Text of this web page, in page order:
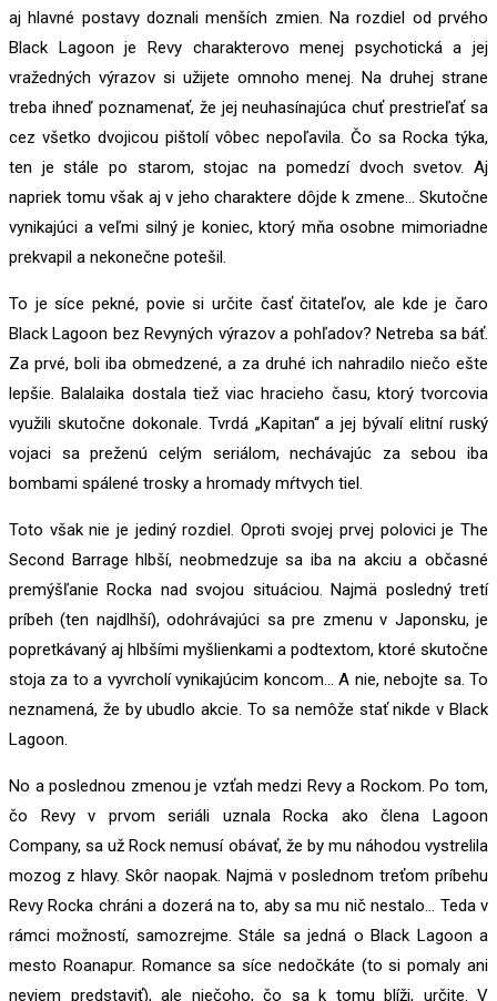
aj hlavné postavy doznali menších zmien. Na rozdiel od prvého
Black Lagoon je Revy charakterovo menej psychotická a jej
vražedných výrazov si užijete omnoho menej. Na druhej strane
treba ihneď poznamenať, že jej neuhasínajúca chuť prestrieľať sa
cez všetko dvojicou pištolí vôbec nepoľavila. Čo sa Rocka týka,
ten je stále po starom, stojac na pomedzí dvoch svetov. Aj
napriek tomu však aj v jeho charaktere dôjde k zmene… Skutočne
vynikajúci a veľmi silný je koniec, ktorý mňa osobne mimoriadne
prekvapil a nekonečne potešil.
To je síce pekné, povie si určite časť čitateľov, ale kde je čaro
Black Lagoon bez Revyných výrazov a pohľadov? Netreba sa báť.
Za prvé, boli iba obmedzené, a za druhé ich nahradilo niečo ešte
lepšie. Balalaika dostala tiež viac hracieho času, ktorý tvorcovia
využili skutočne dokonale. Tvrdá „Kapitan“ a jej bývalí elitní ruský
vojaci sa preženú celým seriálom, nechávajúc za sebou iba
bombami spálené trosky a hromady mŕtvych tiel.
Toto však nie je jediný rozdiel. Oproti svojej prvej polovici je The
Second Barrage hlbší, neobmedzuje sa iba na akciu a občasné
premýšľanie Rocka nad svojou situáciou. Najmä posledný tretí
príbeh (ten najdlhší), odohrávajúci sa pre zmenu v Japonsku, je
popretkávaný aj hlbšími myšlienkami a podtextom, ktoré skutočne
stoja za to a vyvrcholí vynikajúcim koncom… A nie, nebojte sa. To
neznamená, že by ubudlo akcie. To sa nemôže stať nikde v Black
Lagoon.
No a poslednou zmenou je vzťah medzi Revy a Rockom. Po tom,
čo Revy v prvom seriáli uznala Rocka ako člena Lagoon
Company, sa už Rock nemusí obávať, že by mu náhodou vystrelila
mozog z hlavy. Skôr naopak. Najmä v poslednom treťom príbehu
Revy Rocka chráni a dozerá na to, aby sa mu nič nestalo… Teda v
rámci možností, samozrejme. Stále sa jedná o Black Lagoon a
mesto Roanapur. Romance sa síce nedočkáte (to si pomaly ani
neviem predstaviť), ale niečoho, čo sa k tomu blíži, určite. V